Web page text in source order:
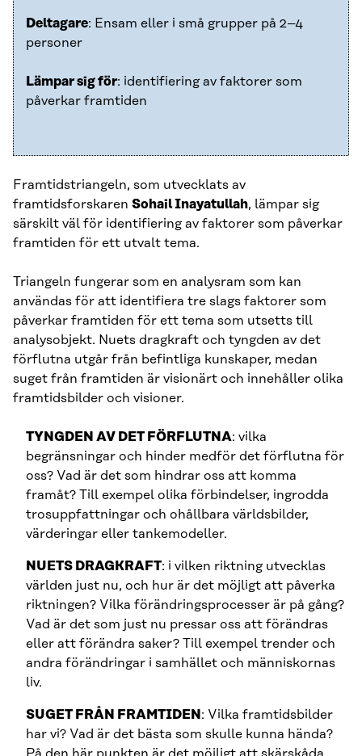
Deltagare: Ensam eller i små grupper på 2–4
personer
Lämpar sig för: identifiering av faktorer som
påverkar framtiden
Framtidstriangeln, som utvecklats av
framtidsforskaren Sohail Inayatullah, lämpar sig
särskilt väl för identifiering av faktorer som påverkar
framtiden för ett utvalt tema.
Triangeln fungerar som en analysram som kan
användas för att identifiera tre slags faktorer som
påverkar framtiden för ett tema som utsetts till
analysobjekt. Nuets dragkraft och tyngden av det
förflutna utgår från befintliga kunskaper, medan
suget från framtiden är visionärt och innehåller olika
framtidsbilder och visioner.
TYNGDEN AV DET FÖRFLUTNA: vilka
begränsningar och hinder medför det förflutna för
oss? Vad är det som hindrar oss att komma
framåt? Till exempel olika förbindelser, ingrodda
trosuppfattningar och ohållbara världsbilder,
värderingar eller tankemodeller.
NUETS DRAGKRAFT: i vilken riktning utvecklas
världen just nu, och hur är det möjligt att påverka
riktningen? Vilka förändringsprocesser är på gång?
Vad är det som just nu pressar oss att förändras
eller att förändra saker? Till exempel trender och
andra förändringar i samhället och människornas
liv.
SUGET FRÅN FRAMTIDEN : Vilka framtidsbilder
har vi? Vad är det bästa som skulle kunna hända?